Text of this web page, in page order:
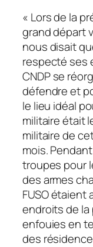
« Lors de la
grand départ
nous disait
respecté ses
CNDP se
défendre et
le lieu idéal
militaire était
militaire de
mois.
troupes pour
des armes
FUSO étaient
endroits de
enfouies en
des